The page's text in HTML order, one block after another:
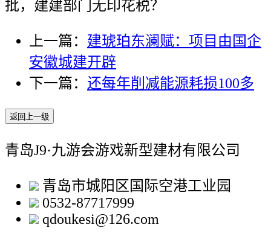
批，建建部门无印花税？
上一篇： 建琥珀东澜赋：项目由国企
安徽城建开辟
下一篇： 还每年削减能源耗损100多
返回上一级
青岛J9·九游会游戏新型建材有限公司
青岛市城阳区国际空港工业园
0532-87717999
qdoukesi@126.com